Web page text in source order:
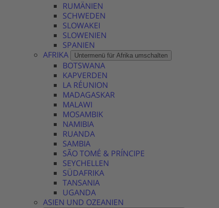
RUMÄNIEN
SCHWEDEN
SLOWAKEI
SLOWENIEN
SPANIEN
AFRIKA
Untermenü für Afrika umschalten
BOTSWANA
KAPVERDEN
LA RÉUNION
MADAGASKAR
MALAWI
MOSAMBIK
NAMIBIA
RUANDA
SAMBIA
SÃO TOMÉ & PRÍNCIPE
SEYCHELLEN
SÜDAFRIKA
TANSANIA
UGANDA
ASIEN UND OZEANIEN